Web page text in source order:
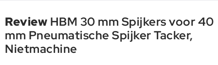
Review HBM 30 mm Spijkers voor 40
mm Pneumatische Spijker Tacker,
Nietmachine